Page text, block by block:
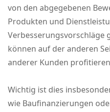
von den abgegebenen
Produkten und
Verbesserungsvorschläge
können auf der anderen
anderer Kunden
Wichtig ist dies
wie Baufinanzierungen